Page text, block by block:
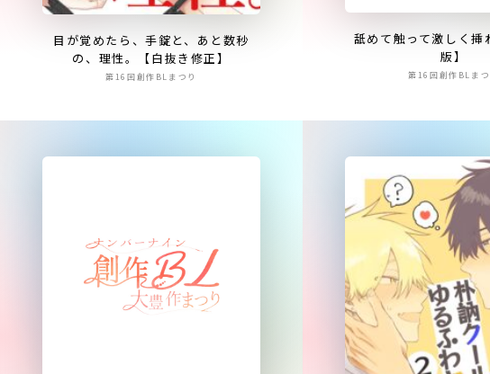
目が覚めたら、手錠と、あと数秒
の、理性。【白抜き修正】
第16回創作BLまつり
舐めて触って激しく挿
版】
第16回創作BLまつ